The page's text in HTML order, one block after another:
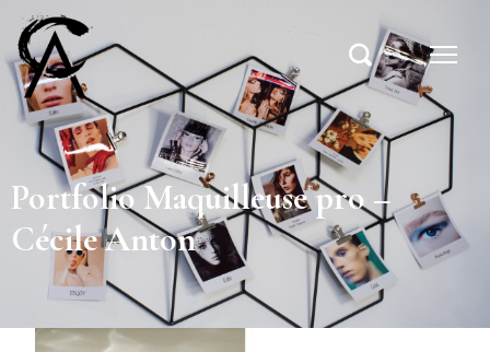
Portfolio Maquilleuse pro –
Cécile Anton